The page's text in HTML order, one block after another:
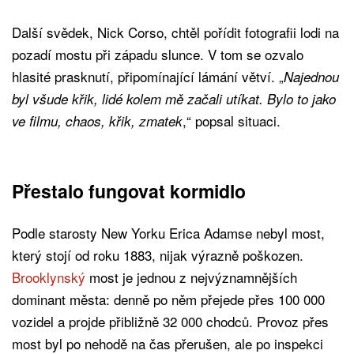
Další svědek, Nick Corso, chtěl pořídit fotografii lodi na
pozadí mostu při západu slunce. V tom se ozvalo
hlasité prasknutí, připomínající lámání větví. „Najednou
byl všude křik, lidé kolem mě začali utíkat. Bylo to jako
ve filmu, chaos, křik, zmatek,“ popsal situaci.
Přestalo fungovat kormidlo
Podle starosty New Yorku Erica Adamse nebyl most,
který stojí od roku 1883, nijak výrazně poškozen.
Brooklynský most je jednou z nejvýznamnějších
dominant města: denně po něm přejede přes 100 000
vozidel a projde přibližně 32 000 chodců. Provoz přes
most byl po nehodě na čas přerušen, ale po inspekci